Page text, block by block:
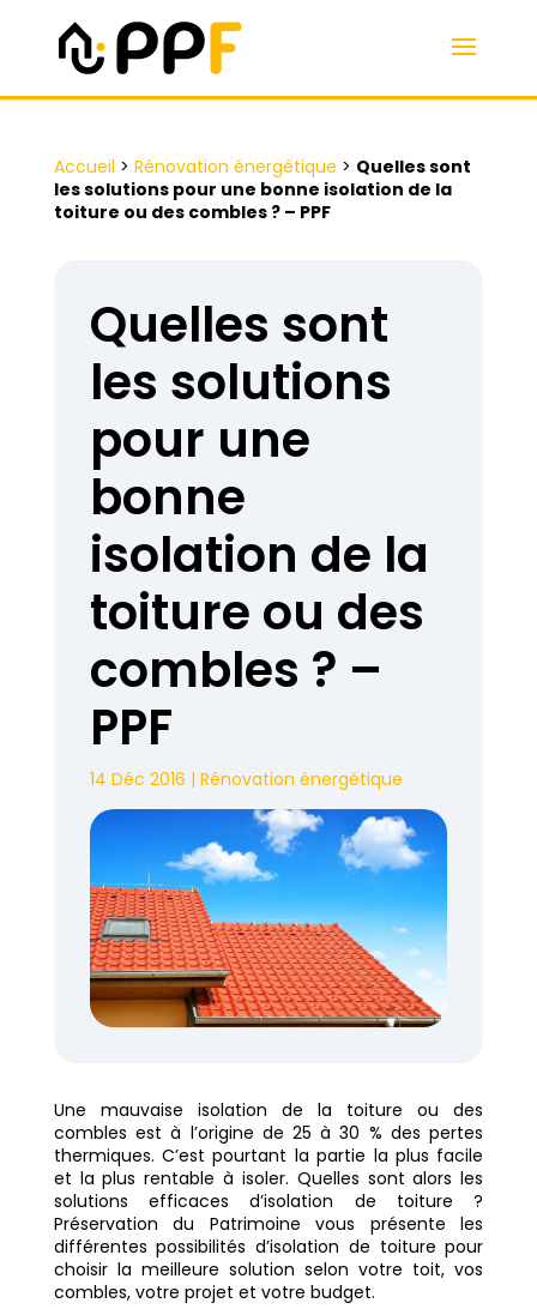
Accueil > Rénovation énergétique > Quelles sont
les solutions pour une bonne isolation de la
toiture ou des combles ? – PPF
Quelles sont
les solutions
pour une
bonne
isolation de la
toiture ou des
combles ? –
PPF
14 Déc 2016 | Rénovation énergétique
Une mauvaise isolation de la toiture ou des
combles est à l’origine de 25 à 30 % des pertes
thermiques. C’est pourtant la partie la plus facile
et la plus rentable à isoler. Quelles sont alors les
solutions efficaces d’isolation de toiture ?
Préservation du Patrimoine vous présente les
différentes possibilités d’isolation de toiture pour
choisir la meilleure solution selon votre toit, vos
combles, votre projet et votre budget.